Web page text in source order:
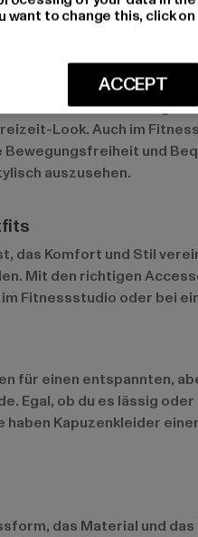
entspannte Freizeit-
von Anlässen. Im Alltag
Look. Auch im
und
auszusehen.
das Komfort und Stil
Mit den richtigen
Fitnessstudio oder bei
für einen entspannten,
Egal, ob du es lässig
Kapuzenkleider
das Material und
to change this, click
ACCEPT